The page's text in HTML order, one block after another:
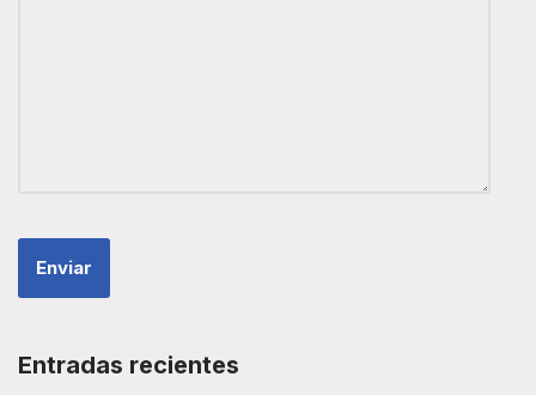
Entradas recientes